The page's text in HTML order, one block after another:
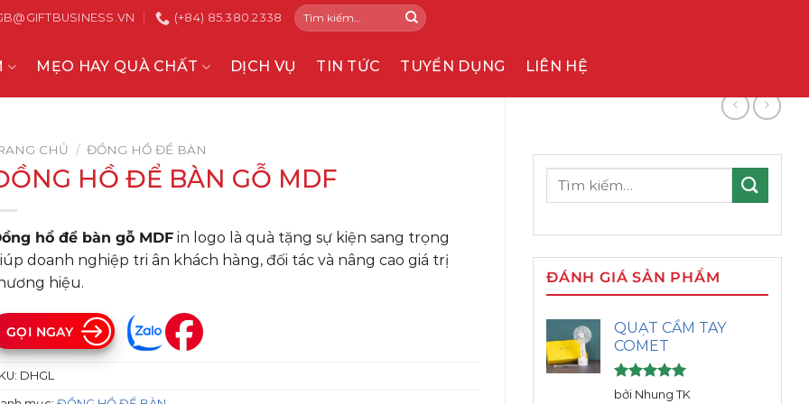
(+84) 85.380.2338
Tìm
kiếm:
MẸO HAY QUÀ CHẤT DỊCH VỤ TIN TỨC TUYỂN DỤNG LIÊN HỆ
Tìm
ĐÁNH GIÁ SẢN PHẨM
QUẠT CẦM TAY
COMET
Được xếp
bởi Nhung TK
CHỦ / ĐỒNG HỒ ĐỂ BÀN
HỒ ĐỂ BÀN GỖ MDF
hồ để bàn gỗ MDF in logo là quà tặng sự kiện sang trọng
doanh nghiệp tri ân khách hàng, đối tác và nâng cao giá trị
hiệu.
GỌI NGAY
DHGL